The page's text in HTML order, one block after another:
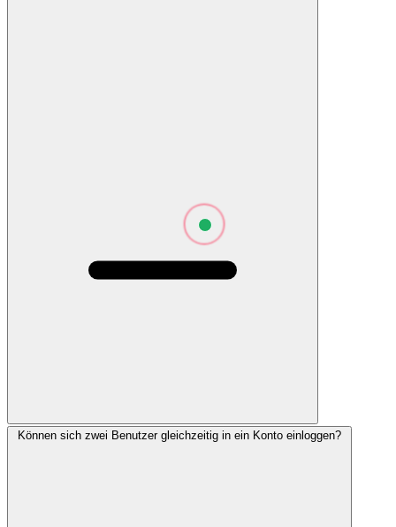
Können sich zwei Benutzer gleichzeitig in ein Konto einloggen?